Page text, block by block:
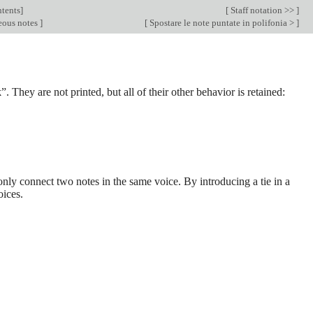
] [ Staff notation >> ]
notes ] [ Spostare le note puntate in polifonia > ]
They are not printed, but all of their other behavior is retained:
connect two notes in the same voice. By introducing a tie in a